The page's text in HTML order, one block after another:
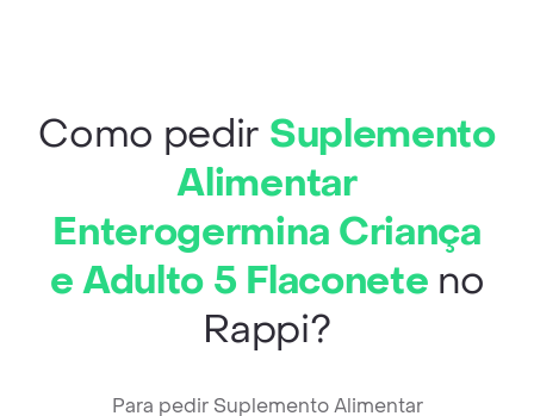
Como pedir Suplemento
Alimentar
Enterogermina Criança
e Adulto 5 Flaconete no
Rappi?
Para pedir Suplemento Alimentar